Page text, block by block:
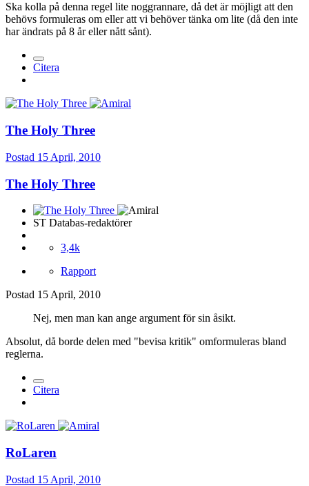
Ska kolla på denna regel lite noggrannare, då det är möjligt att den
behövs formuleras om eller att vi behöver tänka om lite (då den inte
har ändrats på 8 år eller nått sånt).
Citera
The Holy Three
Postad 15 April, 2010
The Holy Three
ST Databas-redaktörer
3,4k
Rapport
Postad 15 April, 2010
Nej, men man kan ange argument för sin åsikt.
Absolut, då borde delen med "bevisa kritik" omformuleras bland
reglerna.
Citera
RoLaren
Postad 15 April, 2010